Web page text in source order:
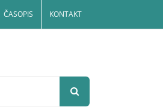
ČASOPIS KONTAKT